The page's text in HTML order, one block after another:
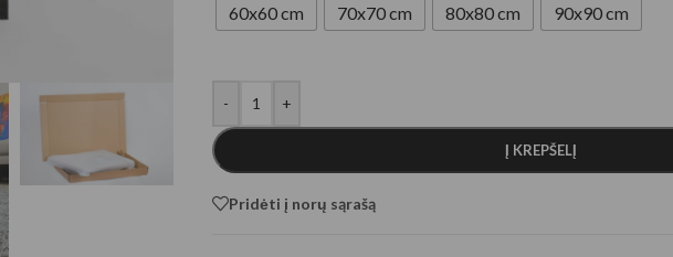
Sugeneruoti fantastiniai
60x60 cm
70x70 cm 80x80 cm 90x90 cm
- +
Į KREPŠELĮ
Pridėti į norų sąrašą